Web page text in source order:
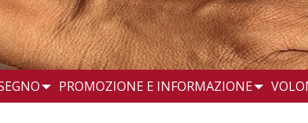
PROMOZIONE E INFORMAZIONE